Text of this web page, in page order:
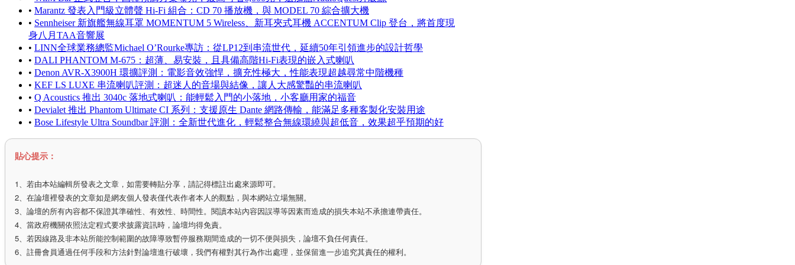
• Marantz 發表入門級立體聲 Hi-Fi 組合：CD 70 播放機，與 MODEL 70 綜合擴大機
• Sennheiser 新旗艦無線耳罩 MOMENTUM 5 Wireless、新耳夾式耳機 ACCENTUM Clip 登台，將首度現
身八月TAA音響展
• LINN全球業務總監Michael O’Rourke專訪：從LP12到串流世代，延續50年引領進步的設計哲學
• DALI PHANTOM M-675：超薄、易安裝，且具備高階Hi-Fi表現的嵌入式喇叭
• Denon AVR-X3900H 環擴評測：電影音效強悍，擴充性極大，性能表現超越尋常中階機種
• KEF LS LUXE 串流喇叭評測：超迷人的音場與結像，讓人大感驚豔的串流喇叭
• Q Acoustics 推出 3040c 落地式喇叭：能輕鬆入門的小落地，小客廳用家的福音
• Devialet 推出 Phantom Ultimate CI 系列：支援原生 Dante 網路傳輸，能滿足多種客製化安裝用途
• Bose Lifestyle Ultra Soundbar 評測：全新世代進化，輕鬆整合無線環繞與超低音，效果超乎預期的好
貼心提示：
1、若由本站編輯所發表之文章，如需要轉貼分享，請記得標註出處來源即可。
2、在論壇裡發表的文章如是網友個人發表僅代表作者本人的觀點，與本網站立場無關。
3、論壇的所有內容都不保證其準確性、有效性、時間性。閱讀本站內容因誤導等因素而造成的損失本站不承擔連帶責任。
4、當政府機關依照法定程式要求披露資訊時，論壇均得免責。
5、若因線路及非本站所能控制範圍的故障導致暫停服務期間造成的一切不便與損失，論壇不負任何責任。
6、註冊會員通過任何手段和方法針對論壇進行破壞，我們有權對其行為作出處理，並保留進一步追究其責任的權利。